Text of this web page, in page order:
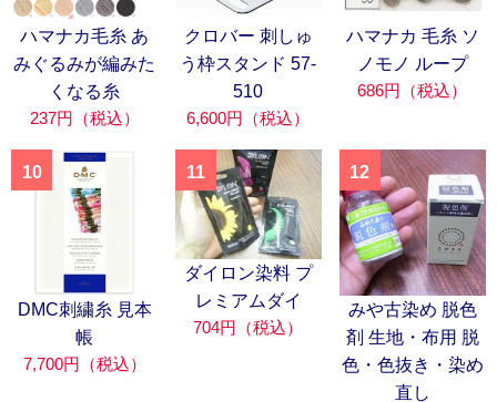
ハマナカ毛糸 あ
みぐるみが編みた
くなる糸
237円（税込）
クロバー 刺しゅ
う枠スタンド 57-
510
6,600円（税込）
ハマナカ 毛糸 ソ
ノモノ ループ
686円（税込）
10
DMC刺繍糸 見本
帳
7,700円（税込）
11
ダイロン染料 プ
レミアムダイ
704円（税込）
12
みや古染め 脱色
剤 生地・布用 脱
色・色抜き・染め
直し